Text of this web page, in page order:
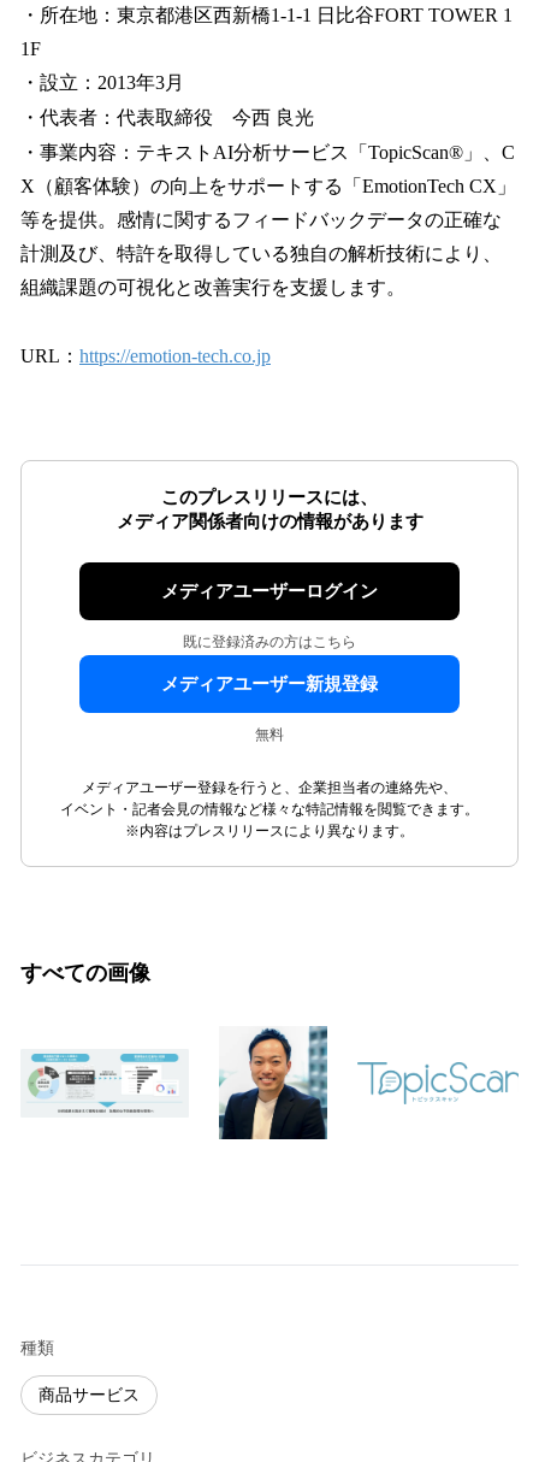
・所在地：東京都港区西新橋1-1-1 日比谷FORT TOWER 1
1F
・設立：2013年3月
・代表者：代表取締役 今西 良光
・事業内容：テキストAI分析サービス「TopicScan®︎」、C
X（顧客体験）の向上をサポートする「EmotionTech CX」
等を提供。感情に関するフィードバックデータの正確な
計測及び、特許を取得している独自の解析技術により、
組織課題の可視化と改善実行を支援します。
URL： https://emotion-tech.co.jp
このプレスリリースには、
メディア関係者向けの情報があります
メディアユーザーログイン
既に登録済みの方はこちら
メディアユーザー新規登録
無料
メディアユーザー登録を行うと、企業担当者の連絡先や、
イベント・記者会見の情報など様々な特記情報を閲覧できます。
※内容はプレスリリースにより異なります。
すべての画像
種類
商品サービス